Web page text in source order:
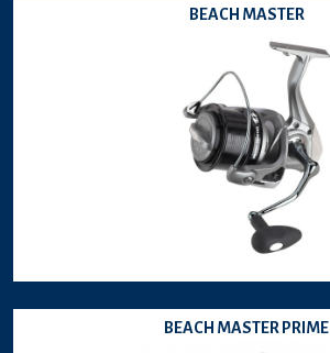
BEACH MASTER
BEACH MASTER PRIME